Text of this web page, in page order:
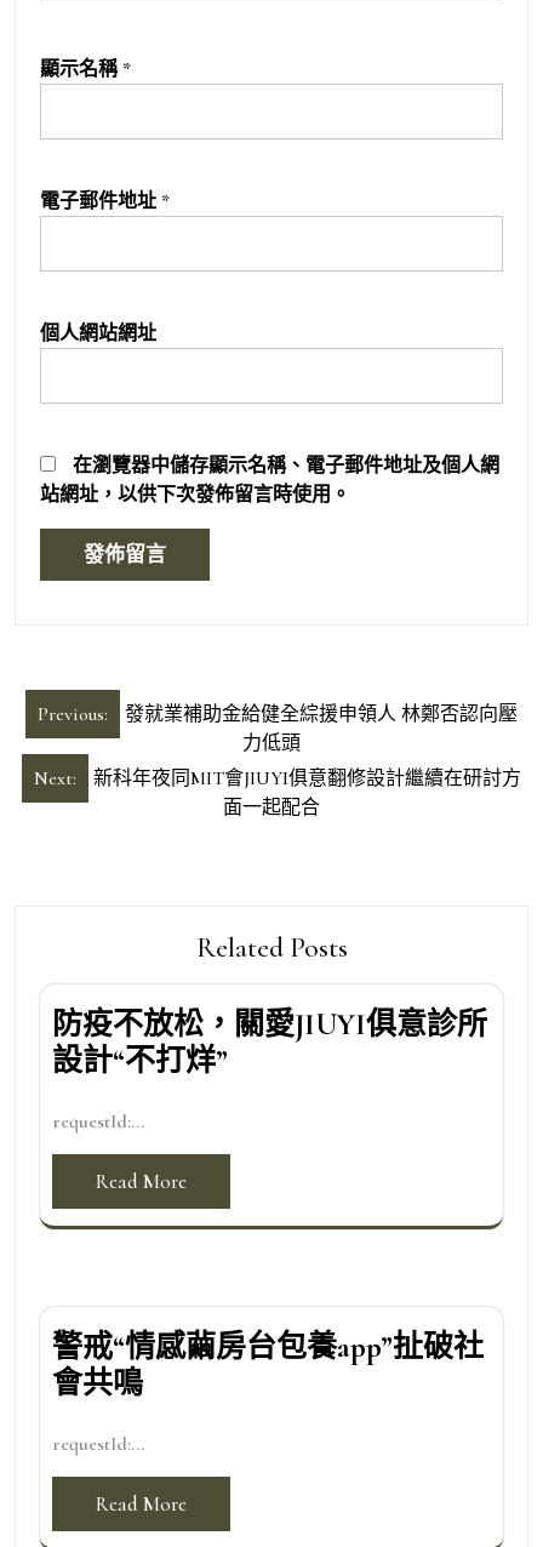
顯示名稱 *
電子郵件地址 *
個人網站網址
在瀏覽器中儲存顯示名稱、電子郵件地址及個人網
站網址，以供下次發佈留言時使用。
文
章
導
Previous:
發就業補助金給健全綜援申領人 林鄭否認向壓
力低頭
Next:
新科年夜同MIT會JIUYI俱意翻修設計繼續在研討方
面一起配合
Related Posts
防疫不放松，關愛JIUYI俱意診所
設計“不打烊”
requestId:...
Read More
警戒“情感繭房台包養app”扯破社
會共鳴
requestId:...
Read More